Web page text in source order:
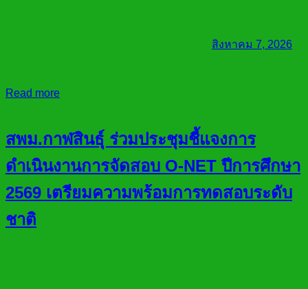
สิงหาคม 7, 2026
Read more
สพม.กาฬสินธุ์ ร่วมประชุมชี้แจงการ
ดำเนินงานการจัดสอบ O-NET ปีการศึกษา
2569 เตรียมความพร้อมการทดสอบระดับ
ชาติ